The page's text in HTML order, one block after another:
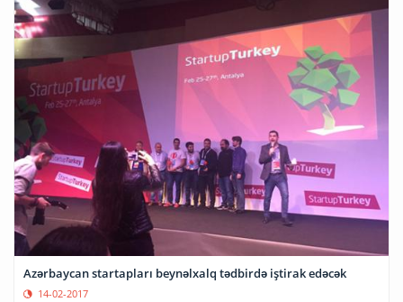
Azərbaycan startapları beynəlxalq tədbirdə iştirak edəcək
14-02-2017